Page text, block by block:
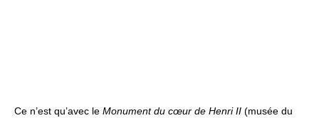
Ce n’est qu’avec le Monument du cœur de Henri II (musée du